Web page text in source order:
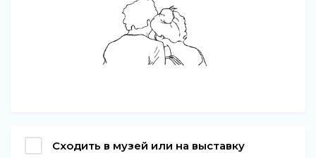
Сходить в музей или на выставку